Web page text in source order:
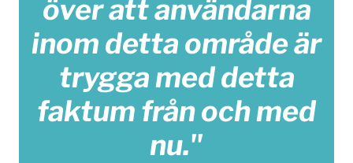
över att användarna
inom detta område är
trygga med detta
faktum från och med
nu."